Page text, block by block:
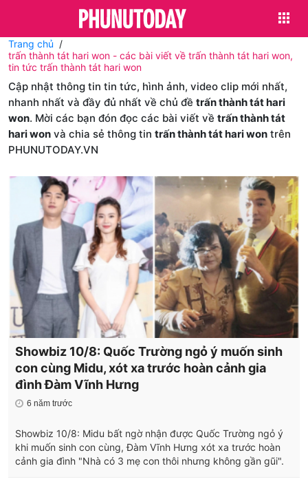
Trang chủ
trấn thành tát hari won - các bài viết về trấn thành tát hari won,
tin tức trấn thành tát hari won
Cập nhật thông tin tin tức, hình ảnh, video clip mới nhất,
nhanh nhất và đầy đủ nhất về chủ đề trấn thành tát hari
won. Mời các bạn đón đọc các bài viết về trấn thành tát
hari won và chia sẻ thông tin trấn thành tát hari won trên
PHUNUTODAY.VN
Showbiz 10/8: Quốc Trường ngỏ ý muốn sinh
con cùng Midu, xót xa trước hoàn cảnh gia
đình Đàm Vĩnh Hưng
6 năm trước
Showbiz 10/8: Midu bất ngờ nhận được Quốc Trường ngỏ ý
khi muốn sinh con cùng, Đàm Vĩnh Hưng xót xa trước hoàn
cảnh gia đình "Nhà có 3 mẹ con thôi nhưng không gần gũi".